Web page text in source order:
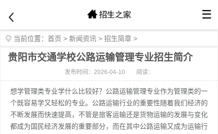
☰
当前位置： 首页 > 新闻资讯 > 招生简章 >
贵阳市交通学校公路运输管理专业招生简介
发布时间：2026-04-10 阅读：
想学管理类专业学什么比较好？公路运输管理专业作为管理类的一
个既容易学又轻松的专业。公路运输行业的重要性随着我们经济的
不断发展而快速提高，不管是旅客运输还是货物运输的发展与变化
都成为国民经济发展的重要部分，而在其中公路运输又成为运输行